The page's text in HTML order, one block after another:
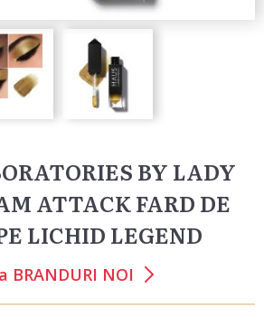
BY LADY
ATTACK FARD DE
LICHID LEGEND
BRANDURI NOI